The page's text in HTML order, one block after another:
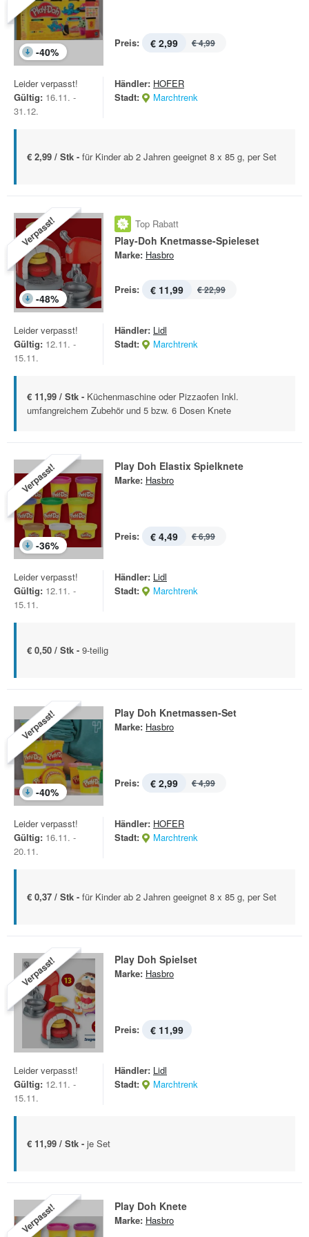
-40%
Preis: € 2,99 € 4,99
Leider verpasst!
Gültig: 16.11. -
31.12.
Händler: HOFER
Stadt:
Marchtrenk
€ 2,99 / Stk - für Kinder ab 2 Jahren geeignet 8 x 85 g, per Set
Verpasst!
-48%
Top Rabatt
Play-Doh Knetmasse-Spieleset
Marke: Hasbro
Preis: € 11,99 € 22,99
Leider verpasst!
Gültig: 12.11. -
15.11.
Händler: Lidl
Stadt:
Marchtrenk
€ 11,99 / Stk - Küchenmaschine oder Pizzaofen Inkl.
umfangreichem Zubehör und 5 bzw. 6 Dosen Knete
Verpasst!
-36%
Play Doh Elastix Spielknete
Marke: Hasbro
Preis: € 4,49 € 6,99
Leider verpasst!
Gültig: 12.11. -
15.11.
Händler: Lidl
Stadt:
Marchtrenk
€ 0,50 / Stk - 9-teilig
Verpasst!
-40%
Play Doh Knetmassen-Set
Marke: Hasbro
Preis: € 2,99 € 4,99
Leider verpasst!
Gültig: 16.11. -
20.11.
Händler: HOFER
Stadt:
Marchtrenk
€ 0,37 / Stk - für Kinder ab 2 Jahren geeignet 8 x 85 g, per Set
Verpasst! Play Doh Spielset
Marke: Hasbro
Preis: € 11,99
Leider verpasst!
Gültig: 12.11. -
15.11.
Händler: Lidl
Stadt:
Marchtrenk
€ 11,99 / Stk - je Set
Verpasst! Play Doh Knete
Marke: Hasbro